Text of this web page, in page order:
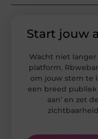
Start jouw
Wacht niet
platform.
om jouw stem te
een breed publiek
aan’ en zet